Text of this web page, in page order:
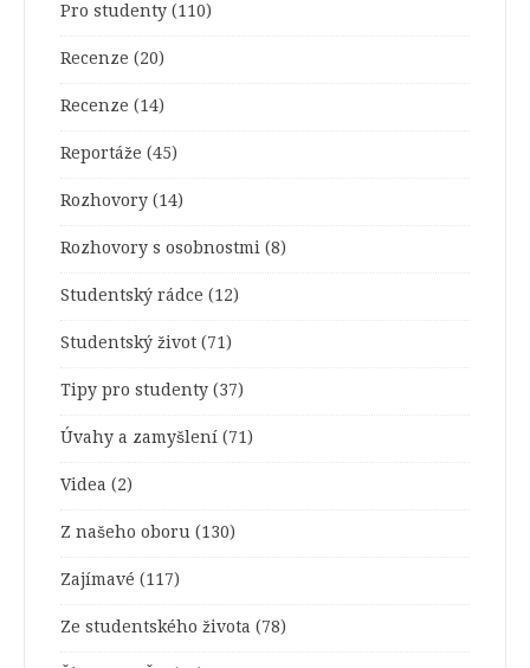
Pro studenty (110)
Recenze (20)
Recenze (14)
Reportáže (45)
Rozhovory (14)
Rozhovory s osobnostmi (8)
Studentský rádce (12)
Studentský život (71)
Tipy pro studenty (37)
Úvahy a zamyšlení (71)
Videa (2)
Z našeho oboru (130)
Zajímavé (117)
Ze studentského života (78)